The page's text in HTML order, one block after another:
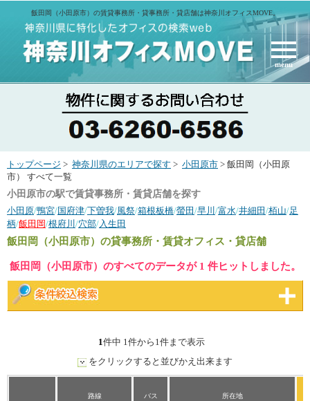
飯田岡（小田原市）の賃貸事務所・貸事務所・貸店舗は神奈川オフィスMOVE。
menu
トップページ > 神奈川県のエリアで探す > 小田原市 > 飯田岡（小田原
市） すべて一覧
小田原市の駅で賃貸事務所・賃貸店舗を探す
小田原/鴨宮/国府津/下曽我/風祭/箱根板橋/螢田 /早川 /富水/井細田 /栢山/足
柄/飯田岡/根府川 /穴部/入生田
飯田岡（小田原市） の貸事務所・賃貸オフィス・貸店舗
飯田岡（小田原市）のすべてのデータが 1 件ヒットしました。
1件中 1件から1件まで表示
をクリックすると並びかえ出来ます
路線
バス
所在地